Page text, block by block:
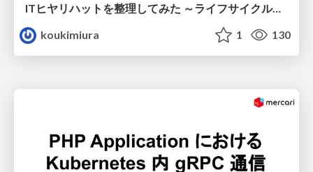
ITヒヤリハットを整理してみた ～ライフサイクルと原因から考える再発防止策～
koukimiura
1 130